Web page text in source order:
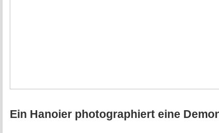
Ein Hanoier photographiert eine